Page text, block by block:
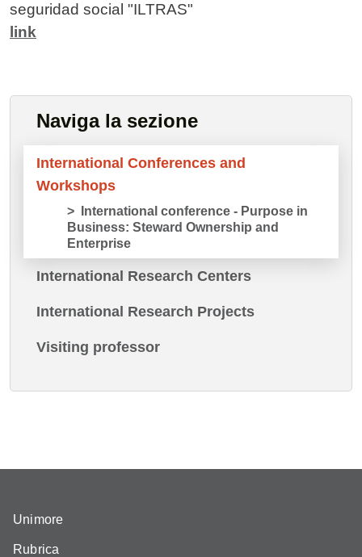
seguridad social "ILTRAS"
link
Naviga la sezione
International Conferences and
Workshops
International conference - Purpose in
Business: Steward Ownership and
Enterprise
International Research Centers
International Research Projects
Visiting professor
Unimore
Rubrica